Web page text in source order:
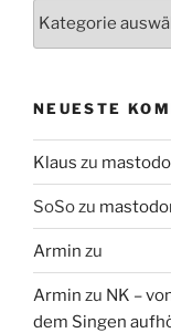
Themen
NEUESTE
Klaus zu
SoSozu
Armin zu
Armin zu NK –
dem Singen